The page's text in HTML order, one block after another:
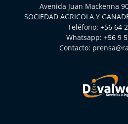
Avenida Juan Mackenna
SOCIEDAD AGRICOLA Y
Teléfono: +56 64
Whatsapp: +56 9
Contacto: